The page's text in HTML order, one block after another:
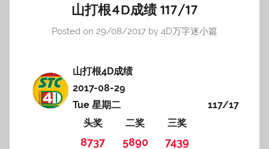
山打根4D成绩 117/17
Posted on 29/08/2017 by 4D万字迷小篇
山打根4D成绩
2017-08-29
Tue 星期二
117/17
头奖
二奖 三奖
8737 5890 7439